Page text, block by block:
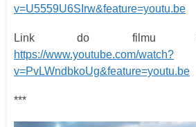
v=U5559U6SIrw&feature=youtu.be
Link do filmu 2,
https://www.youtube.com/watch?
v=PvLWndbkoUg&feature=youtu.be
***